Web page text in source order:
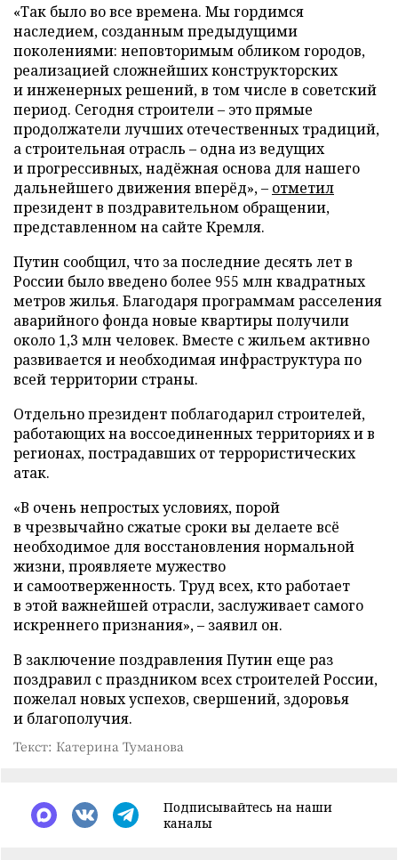
«Так было во все времена. Мы гордимся
наследием, созданным предыдущими
поколениями: неповторимым обликом городов,
реализацией сложнейших конструкторских
и инженерных решений, в том числе в советский
период. Сегодня строители – это прямые
продолжатели лучших отечественных традиций,
а строительная отрасль – одна из ведущих
и прогрессивных, надёжная основа для нашего
дальнейшего движения вперёд», – отметил
президент в поздравительном обращении,
представленном на сайте Кремля.
Путин сообщил, что за последние десять лет в
России было введено более 955 млн квадратных
метров жилья. Благодаря программам расселения
аварийного фонда новые квартиры получили
около 1,3 млн человек. Вместе с жильем активно
развивается и необходимая инфраструктура по
всей территории страны.
Отдельно президент поблагодарил строителей,
работающих на воссоединенных территориях и в
регионах, пострадавших от террористических
атак.
«В очень непростых условиях, порой
в чрезвычайно сжатые сроки вы делаете всё
необходимое для восстановления нормальной
жизни, проявляете мужество
и самоотверженность. Труд всех, кто работает
в этой важнейшей отрасли, заслуживает самого
искреннего признания», – заявил он.
В заключение поздравления Путин еще раз
поздравил с праздником всех строителей России,
пожелал новых успехов, свершений, здоровья
и благополучия.
Текст: Катерина Туманова
Подписывайтесь на наши
каналы